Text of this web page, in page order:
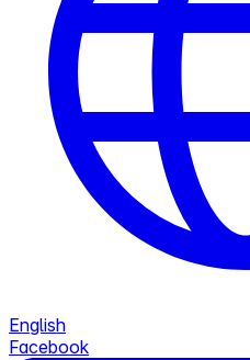
English
Facebook